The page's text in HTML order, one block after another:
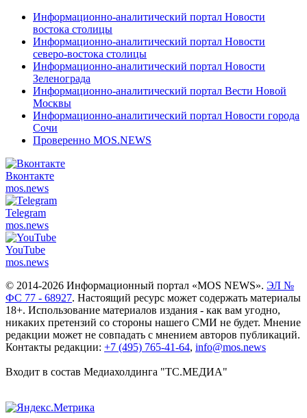
Информационно-аналитический портал Новости
востока столицы
Информационно-аналитический портал Новости
северо-востока столицы
Информационно-аналитический портал Новости
Зеленограда
Информационно-аналитический портал Вести Новой
Москвы
Информационно-аналитический портал Новости города
Сочи
Проверенно MOS.NEWS
Вконтакте
mos.news
Telegram
mos.news
YouTube
mos.news
© 2014-2026 Информационный портал «MOS NEWS». ЭЛ №
ФС 77 - 68927. Настоящий ресурс может содержать материалы
18+. Использование материалов издания - как вам угодно,
никаких претензий со стороны нашего СМИ не будет. Мнение
редакции может не совпадать с мнением авторов публикаций.
Контакты редакции: +7 (495) 765-41-64, info@mos.news
Входит в состав Медиахолдинга "ТС.МЕДИА"